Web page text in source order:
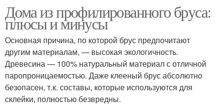
Дома из профилированного бруса:
плюсы и минусы
Основная причина, по которой брус предпочитают
другим материалам, — высокая экологичность.
Древесина — 100% натуральный материал с отличной
паропроницаемостью. Даже клееный брус абсолютно
безопасен, т.к. составы, которые используются для
склейки, полностью безвредны.